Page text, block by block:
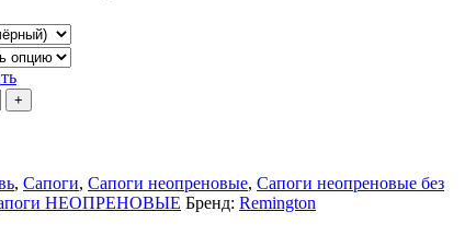
, Сапоги, Сапоги неопреновые, Сапоги неопреновые без
НЕОПРЕНОВЫЕ Бренд: Remington